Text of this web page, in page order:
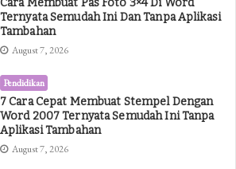
Cara Membuat Pas Foto 3×4 Di Word
Ternyata Semudah Ini Dan Tanpa Aplikasi
Tambahan
August 7, 2026
Pendidikan
7 Cara Cepat Membuat Stempel Dengan
Word 2007 Ternyata Semudah Ini Tanpa
Aplikasi Tambahan
August 7, 2026